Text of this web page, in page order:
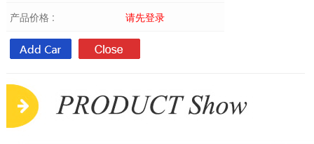
产品价格 : 请先登录